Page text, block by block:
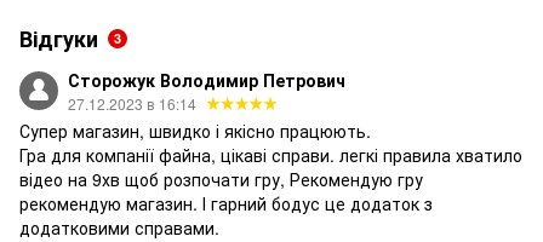
Відгуки 3
Сторожук Володимир Петрович
27.12.2023 в 16:14
Супер магазин, швидко і якісно працюють.
Гра для компанії файна, цікаві справи. легкі правила хватило
відео на 9хв щоб розпочати гру, Рекомендую гру
рекомендую магазин. І гарний бодус це додаток з
додатковими справами.